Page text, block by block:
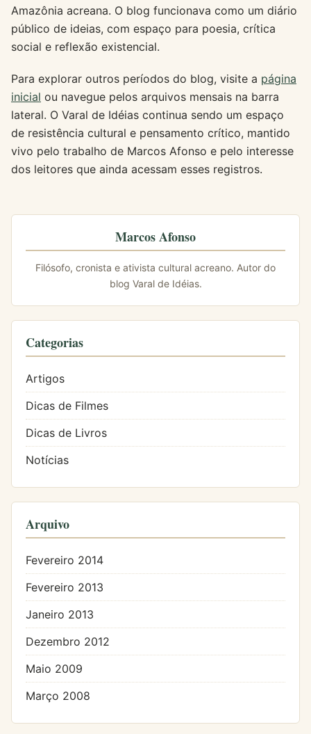
Amazônia acreana. O blog funcionava como um diário
público de ideias, com espaço para poesia, crítica
social e reflexão existencial.
Para explorar outros períodos do blog, visite a página
inicial ou navegue pelos arquivos mensais na barra
lateral. O Varal de Idéias continua sendo um espaço
de resistência cultural e pensamento crítico, mantido
vivo pelo trabalho de Marcos Afonso e pelo interesse
dos leitores que ainda acessam esses registros.
Marcos Afonso
Filósofo, cronista e ativista cultural acreano. Autor do
blog Varal de Idéias.
Categorias
Artigos
Dicas de Filmes
Dicas de Livros
Notícias
Arquivo
Fevereiro 2014
Fevereiro 2013
Janeiro 2013
Dezembro 2012
Maio 2009
Março 2008